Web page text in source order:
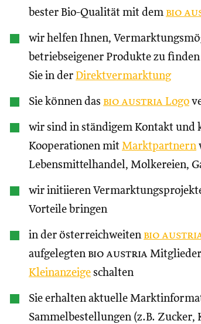
bester Bio-Qualität mit dem bio
wir helfen Ihnen,
betriebseigener Produkte zu
Sie in der Direktvermarktung
Sie können das bio austria Logo
wir sind in ständigem Kontakt und
Kooperationen mit Marktpartnern
Lebensmittelhandel, Molkereien,
wir initiieren
Vorteile bringen
in der österreichweiten bio
aufgelegten bio austria
Kleinanzeige schalten
Sie erhalten aktuelle
Sammelbestellungen (z.B. Zucker,